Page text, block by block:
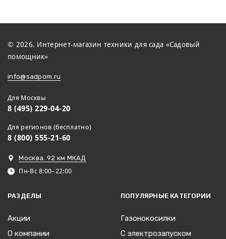
© 2026. Интернет-магазин техники для сада «Садовый
помощник»
info@sadpom.ru
Для Москвы
8 (495) 229-04-20
Для регионов (бесплатно)
8 (800) 555-21-60
Москва. 92 км МКАД
Пн-Вс 8:00–22:00
РАЗДЕЛЫ
Акции
О компании
ПОПУЛЯРНЫЕ КАТЕГОРИИ
Газонокосилки
С электрозапуском